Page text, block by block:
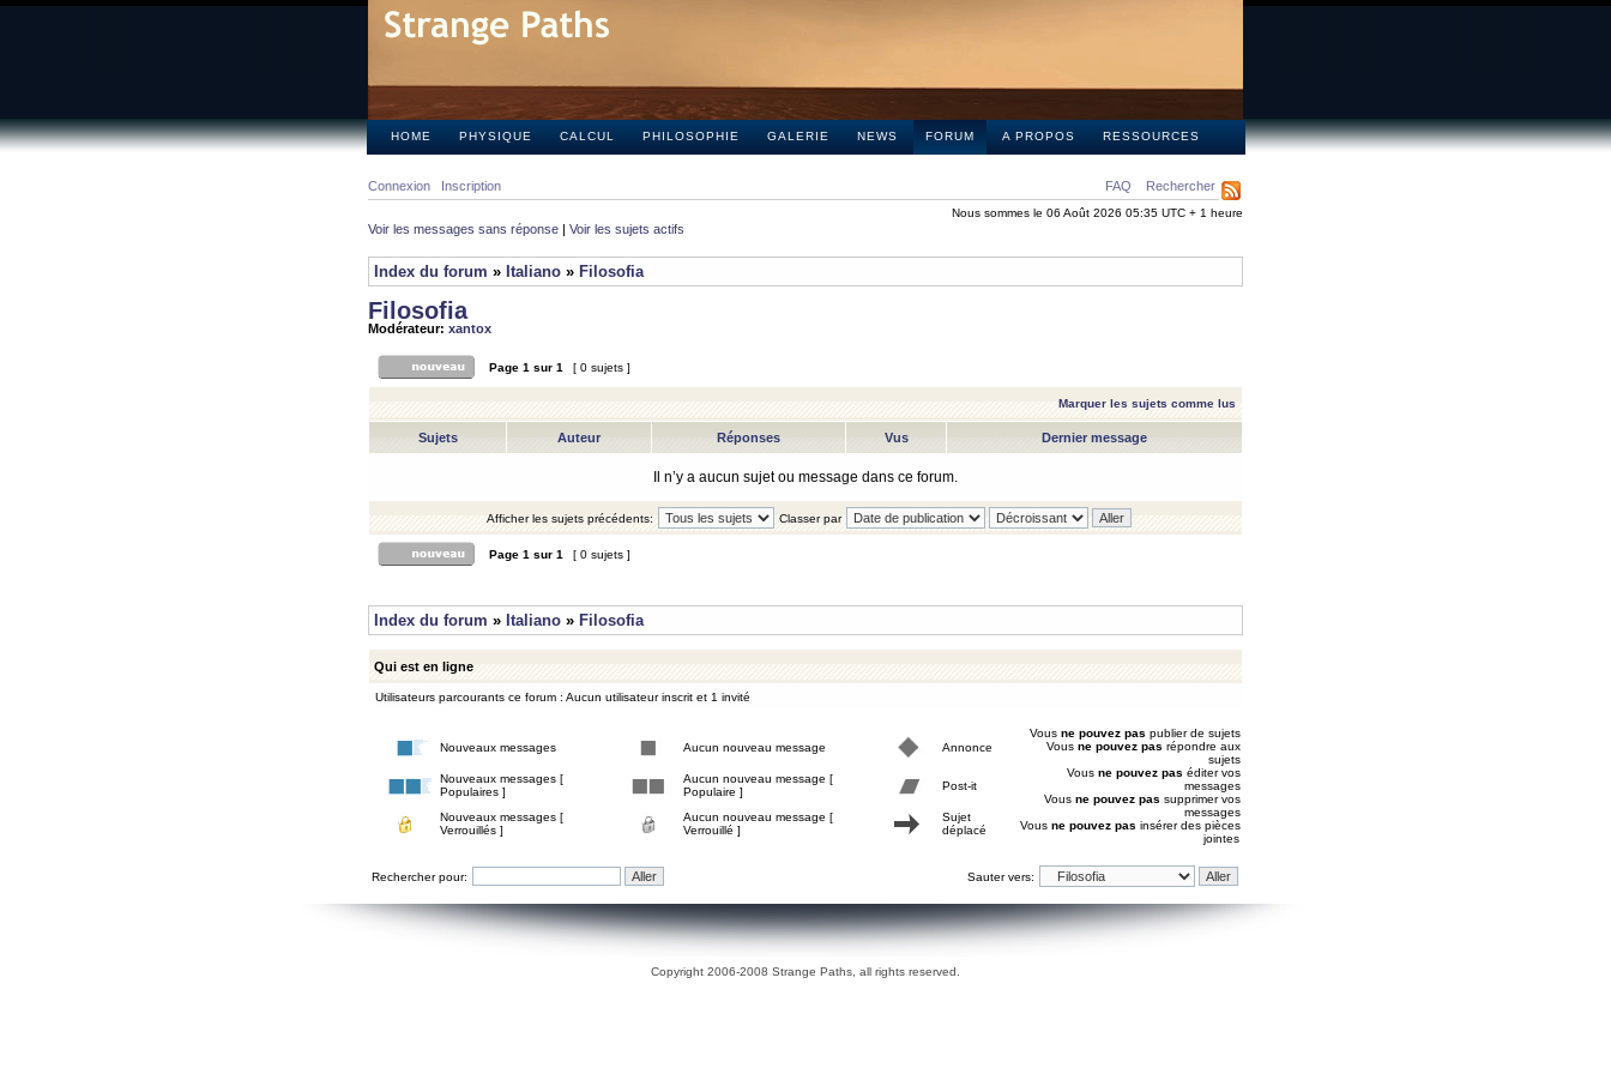
HOME PHYSIQUE CALCUL PHILOSOPHIE GALERIE NEWS FORUM A PROPOS RESSOURCES
FAQ Rechercher
Connexion Inscription
Nous sommes le 06 Août 2026 05:35 UTC + 1 heure
Voir les messages sans réponse | Voir les sujets actifs
Index du forum » Italiano » Filosofia
Filosofia
Modérateur: xantox
Page 1 sur 1 [ 0 sujets ]
Marquer les sujets comme lus
Sujets Auteur Réponses Vus Dernier message
Il n’y a aucun sujet ou message dans ce forum.
Afficher les sujets précédents: Classer par
Page 1 sur 1 [ 0 sujets ]
Index du forum » Italiano » Filosofia
Qui est en ligne
Utilisateurs parcourants ce forum : Aucun utilisateur inscrit et 1 invité
Nouveaux messages Aucun nouveau message Annonce
Nouveaux messages [
Populaires ]
Aucun nouveau message [
Populaire ]
Post-it
Nouveaux messages [
Verrouillés ]
Aucun nouveau message [
Verrouillé ]
Sujet
déplacé
Vous ne pouvez pas publier de sujets
Vous ne pouvez pas répondre aux
sujets
Vous ne pouvez pas éditer vos
messages
Vous ne pouvez pas supprimer vos
messages
Vous ne pouvez pas insérer des pièces
jointes
Rechercher pour: Sauter vers:
Copyright 2006-2008 Strange Paths, all rights reserved.